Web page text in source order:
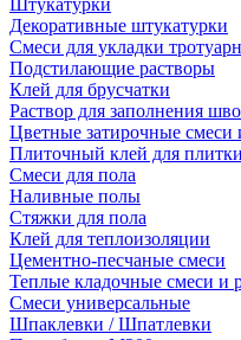
Штукатурки
Декоративные штукатурки
Смеси для укладки
Подстилающие растворы
Клей для брусчатки
Раствор для заполнения
Цветные затирочные смеси
Плиточный клей для плитки
Смеси для пола
Наливные полы
Стяжки для пола
Клей для теплоизоляции
Цементно-песчаные смеси
Теплые кладочные смеси и
Смеси универсальные
Шпаклевки / Шпатлевки